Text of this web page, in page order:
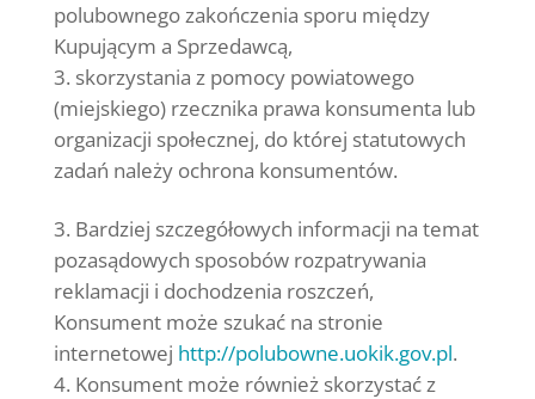
polubownego zakończenia sporu między
Kupującym a Sprzedawcą,
skorzystania z pomocy powiatowego
(miejskiego) rzecznika prawa konsumenta lub
organizacji społecznej, do której statutowych
zadań należy ochrona konsumentów.
Bardziej szczegółowych informacji na temat
pozasądowych sposobów rozpatrywania
reklamacji i dochodzenia roszczeń,
Konsument może szukać na stronie
internetowej http://polubowne.uokik.gov.pl.
Konsument może również skorzystać z